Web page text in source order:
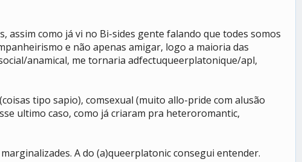
como já vi no Bi-sides gente falando que todes somos
e não apenas amigar, logo a maioria das
anamical, me tornaria adfectuqueerplatonique/apl,
tipo sapio), comsexual (muito allo-pride com alusão
ultimo caso, como já criaram pra heteroromantic,
A do (a)queerplatonic consegui entender.